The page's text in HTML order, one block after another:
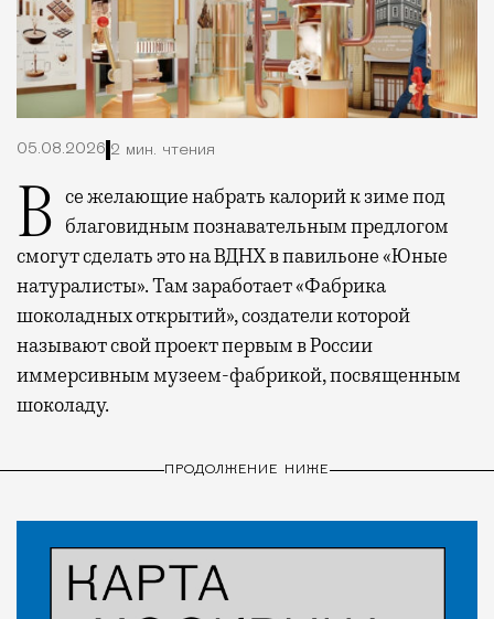
05.08.2026 2 мин. чтения
Все желающие набрать калорий к зиме под благовидным познавательным предлогом
смогут сделать это на ВДНХ в павильоне «Юные
натуралисты». Там заработает «Фабрика
шоколадных открытий», создатели которой
называют свой проект первым в России
иммерсивным музеем-фабрикой, посвященным
шоколаду.
ПРОДОЛЖЕНИЕ НИЖЕ